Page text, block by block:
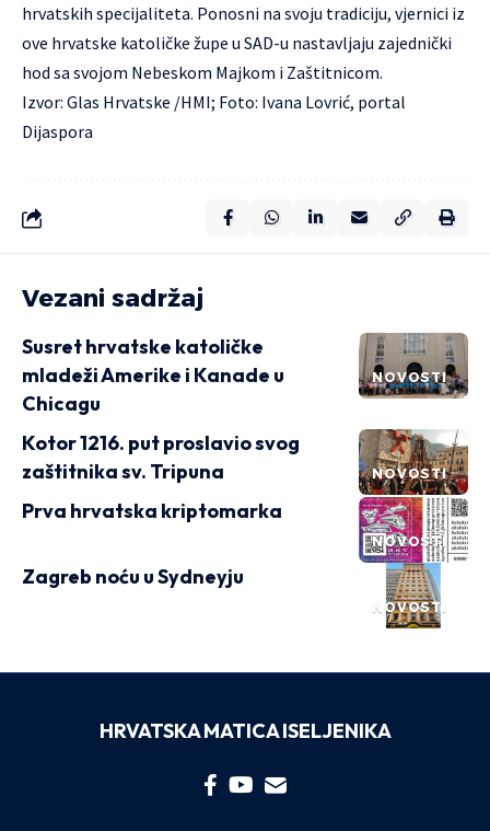
hrvatskih specijaliteta. Ponosni na svoju tradiciju, vjernici iz
ove hrvatske katoličke župe u SAD-u nastavljaju zajednički
hod sa svojom Nebeskom Majkom i Zaštitnicom.
Izvor: Glas Hrvatske /HMI; Foto: Ivana Lovrić, portal
Dijaspora
Vezani sadržaj
NOVOSTI
Susret hrvatske katoličke
mladeži Amerike i Kanade u
Chicagu
NOVOSTI
Kotor 1216. put proslavio svog
zaštitnika sv. Tripuna
NOVOSTI
Prva hrvatska kriptomarka
NOVOSTI
Zagreb noću u Sydneyju
HRVATSKA MATICA ISELJENIKA